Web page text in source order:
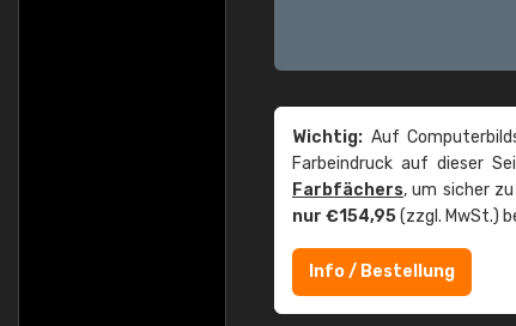
Wichtig: Auf
Farbeindruck auf dieser
Farbfächers, um sicher
nur €154,95(zzgl. MwSt.)
Info / Bestellung